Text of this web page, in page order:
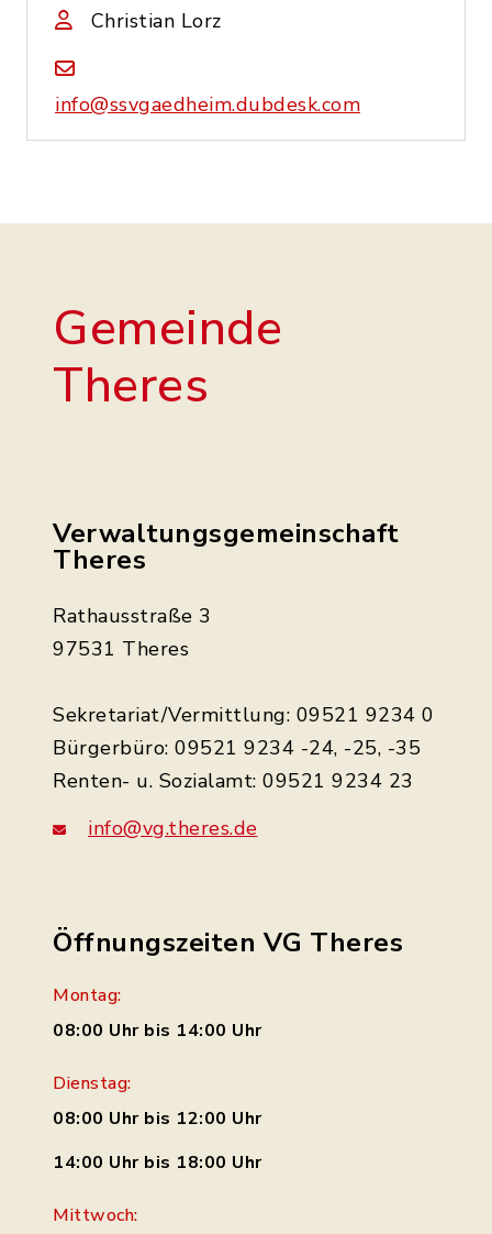
Christian Lorz
info@ssvgaedheim.dubdesk.com
Gemeinde
Theres
Verwaltungsgemeinschaft
Theres
Rathausstraße 3
97531 Theres
Sekretariat/Vermittlung: 09521 9234 0
Bürgerbüro: 09521 9234 -24, -25, -35
Renten- u. Sozialamt: 09521 9234 23
info@vg.theres.de
Öffnungszeiten VG Theres
Montag:
08:00 Uhr bis 14:00 Uhr
Dienstag:
08:00 Uhr bis 12:00 Uhr
14:00 Uhr bis 18:00 Uhr
Mittwoch: